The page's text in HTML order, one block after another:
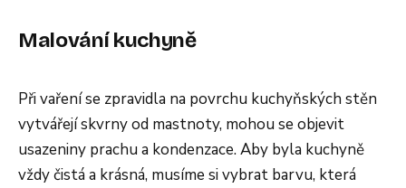
Malování kuchyně
Při vaření se zpravidla na povrchu kuchyňských stěn
vytvářejí skvrny od mastnoty, mohou se objevit
usazeniny prachu a kondenzace. Aby byla kuchyně
vždy čistá a krásná, musíme si vybrat barvu, která